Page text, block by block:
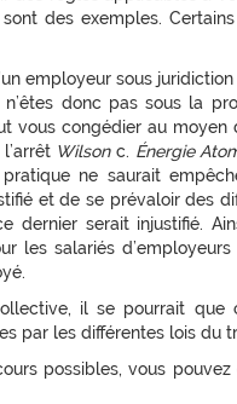
des exemples.
employeur sous
donc pas sous la
vous congédier au moyen
Wilsonc. Énergie
ne saurait
et de se prévaloir des
dernier serait injustifié.
les salariés
il se pourrait
par les différentes lois du
possibles, vous